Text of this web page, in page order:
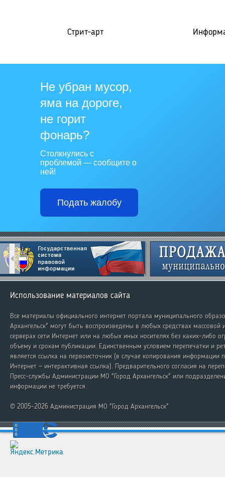
Стрит-арт
Не убран мусор,
яма на дороге,
не горит
фонарь?
Столкнулись с
проблемой — сообщите о
ней!
Подать жалобу
Использование материалов сайта
Все материалы официального интернет портала муниципального
Архангельск" могут быть воспроизведены в любых средствах массовой
серверах сети Интернет или на любых иных носителях без каких-либо
объему и срокам публикации. Единственным условием перепечатки и
является ссылка на первоисточник (в случае копирования информации
Интернет — интерактивная ссылка). Предварительного согласия на
Пресс-службы Администрации МО "Город Архангельск" или
информации не требуется.
© 2005-2026 Администрация МО "Город Архангельск"